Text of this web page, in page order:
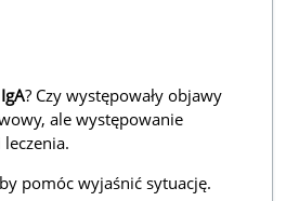
? Czy występowały objawy
ale występowanie
pomóc wyjaśnić sytuację.